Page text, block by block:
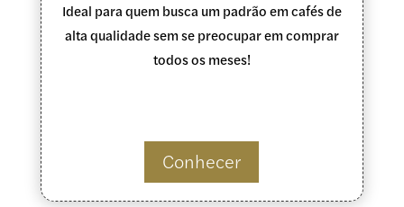
Ideal para quem busca um padrão em cafés de
alta qualidade sem se preocupar em comprar
todos os meses!
Conhecer